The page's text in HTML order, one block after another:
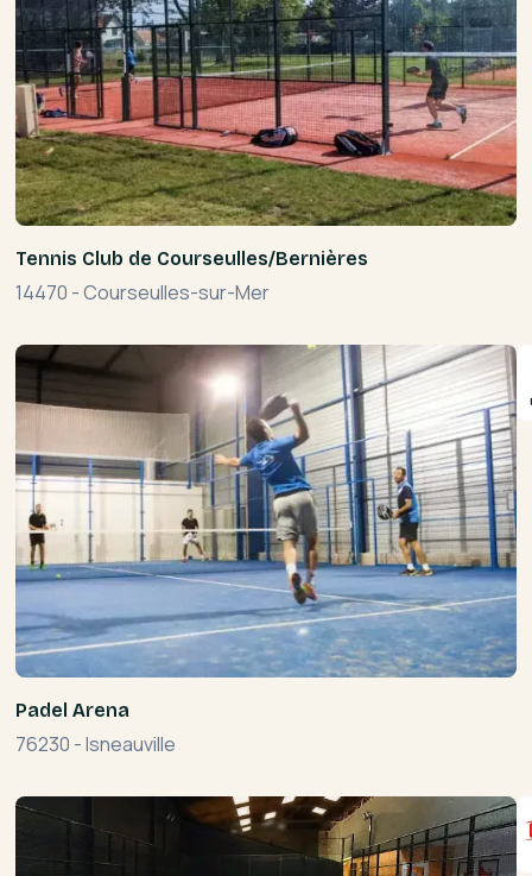
Tennis Club de Courseulles/Bernières
14470 -Courseulles-sur-Mer
Padel Arena
76230 -Isneauville